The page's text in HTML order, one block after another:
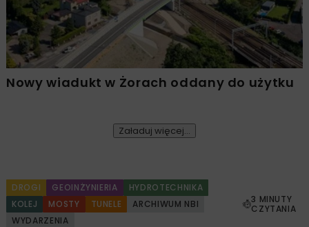
Nowy wiadukt w Żorach oddany do użytku
Załaduj więcej...
DROGI GEOINŻYNIERIA
HYDROTECHNIKA
KOLEJ
MOSTY TUNELE
ARCHIWUM NBI
WYDARZENIA
3 MINUTY
CZYTANIA